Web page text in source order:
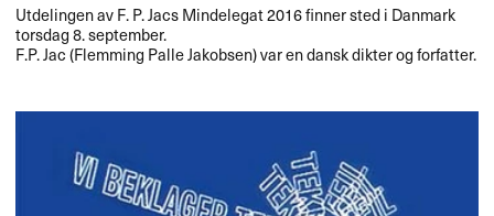
Utdelingen av F. P. Jacs Mindelegat 2016 finner sted i Danmark
torsdag 8. september.
F.P. Jac (Flemming Palle Jakobsen) var en dansk dikter og forfatter.